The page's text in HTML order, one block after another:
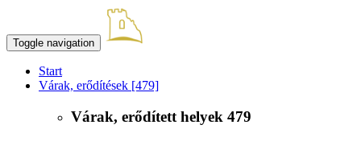
Toggle navigation
Start
Várak, erődítések [479]
Várak, erődített helyek 479